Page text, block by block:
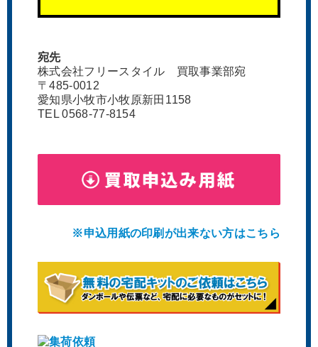
宛先
株式会社フリースタイル 買取事業部宛
〒485-0012
愛知県小牧市小牧原新田1158
TEL 0568-77-8154
※申込用紙の印刷が出来ない方はこちら